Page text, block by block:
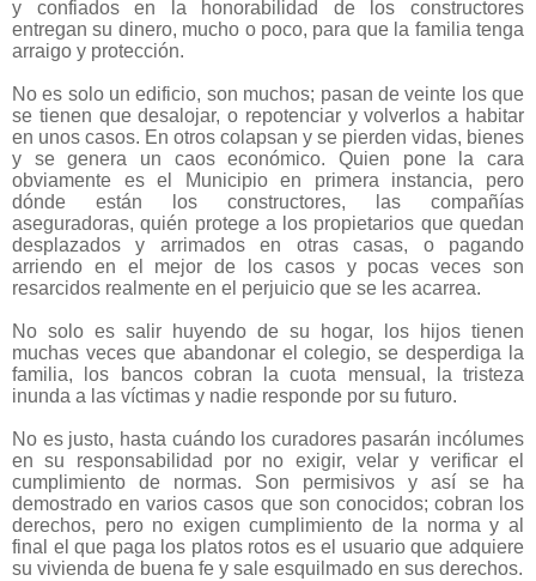
y confiados en la honorabilidad de los constructores
entregan su dinero, mucho o poco, para que la familia tenga
arraigo y protección.
No es solo un edificio, son muchos; pasan de veinte los que
se tienen que desalojar, o repotenciar y volverlos a habitar
en unos casos. En otros colapsan y se pierden vidas, bienes
y se genera un caos económico. Quien pone la cara
obviamente es el Municipio en primera instancia, pero
dónde están los constructores, las compañías
aseguradoras, quién protege a los propietarios que quedan
desplazados y arrimados en otras casas, o pagando
arriendo en el mejor de los casos y pocas veces son
resarcidos realmente en el perjuicio que se les acarrea.
No solo es salir huyendo de su hogar, los hijos tienen
muchas veces que abandonar el colegio, se desperdiga la
familia, los bancos cobran la cuota mensual, la tristeza
inunda a las víctimas y nadie responde por su futuro.
No es justo, hasta cuándo los curadores pasarán incólumes
en su responsabilidad por no exigir, velar y verificar el
cumplimiento de normas. Son permisivos y así se ha
demostrado en varios casos que son conocidos; cobran los
derechos, pero no exigen cumplimiento de la norma y al
final el que paga los platos rotos es el usuario que adquiere
su vivienda de buena fe y sale esquilmado en sus derechos.